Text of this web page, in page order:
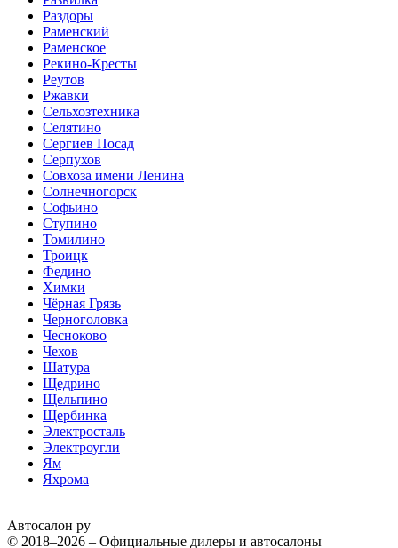
Раздоры
Раменский
Раменское
Рекино-Кресты
Реутов
Ржавки
Сельхозтехника
Селятино
Сергиев Посад
Серпухов
Совхоза имени Ленина
Солнечногорск
Софьино
Ступино
Томилино
Троицк
Федино
Химки
Чёрная Грязь
Черноголовка
Чесноково
Чехов
Шатура
Щедрино
Щельпино
Щербинка
Электросталь
Электроугли
Ям
Яхрома
Автосалон ру
© 2018–2026 – Официальные дилеры и автосалоны